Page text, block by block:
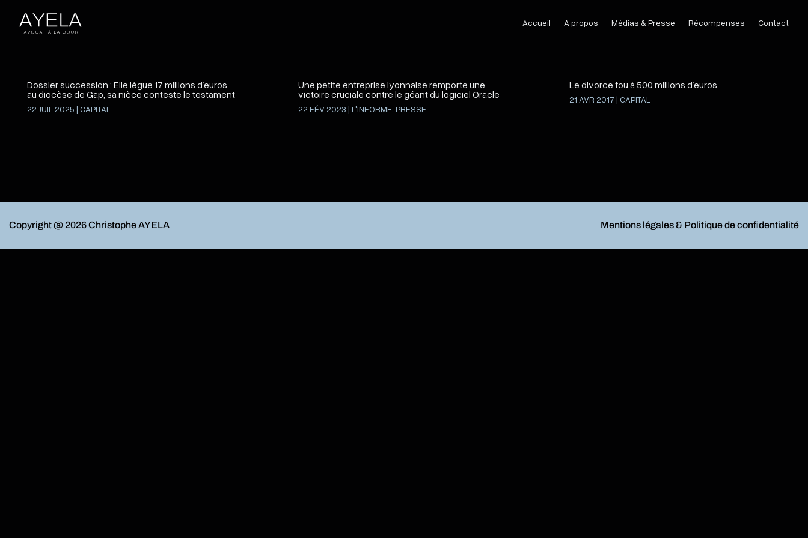
Accueil A propos Médias & Presse Récompenses Contact
Dossier succession : Elle lègue 17 millions d’euros
au diocèse de Gap, sa nièce conteste le testament
22 JUIL 2025 | CAPITAL
Une petite entreprise lyonnaise remporte une
victoire cruciale contre le géant du logiciel Oracle
22 FÉV 2023 |L'INFORME,PRESSE
Le divorce fou à 500 millions d’euros
21 AVR 2017| CAPITAL
Copyright @ 2026 Christophe AYELA Mentions légales & Politique de confidentialité